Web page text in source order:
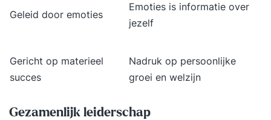
Geleid door emoties
Emoties is informatie over
jezelf
Gericht op materieel
succes
Nadruk op persoonlijke
groei en welzijn
Gezamenlijk leiderschap